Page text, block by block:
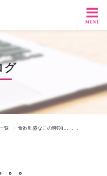
グ
覧 食欲旺盛なこの時期に。。。
。。